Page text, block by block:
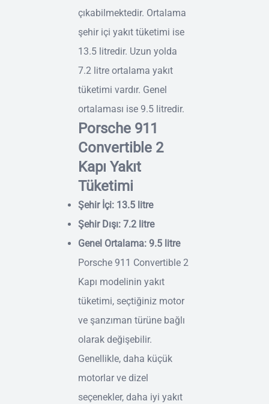
çıkabilmektedir. Ortalama
şehir içi yakıt tüketimi ise
13.5 litredir. Uzun yolda
7.2 litre ortalama yakıt
tüketimi vardır. Genel
ortalaması ise 9.5 litredir.
Porsche 911
Convertible 2
Kapı Yakıt
Tüketimi
Şehir İçi: 13.5 litre
Şehir Dışı: 7.2 litre
Genel Ortalama: 9.5 litre
Porsche 911 Convertible 2
Kapı modelinin yakıt
tüketimi, seçtiğiniz motor
ve şanzıman türüne bağlı
olarak değişebilir.
Genellikle, daha küçük
motorlar ve dizel
seçenekler, daha iyi yakıt